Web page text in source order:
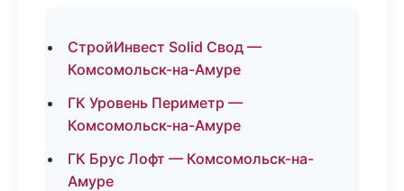
СтройИнвест Solid Свод —
Комсомольск-на-Амуре
ГК Уровень Периметр —
Комсомольск-на-Амуре
ГК Брус Лофт — Комсомольск-на-
Амуре